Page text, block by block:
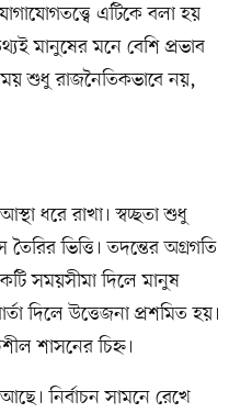
এটিকে বলা হয়
মানুষের মনে বেশি প্রভাব
শুধু রাজনৈতিকভাবে নয়,
ধরে রাখা। স্বচ্ছতা শুধু
ভিত্তি। তদন্তের অগ্রগতি
সময়সীমা দিলে মানুষ
দিলে উত্তেজনা প্রশমিত হয়।
শাসনের চিহ্ন।
নির্বাচন সামনে রেখে